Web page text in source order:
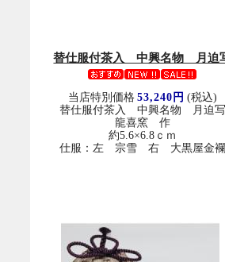
替仕服付茶入 中興名物 月迫
当店特別価格 53,240円 (税込)
替仕服付茶入 中興名物 月迫写
龍喜窯 作
約5.6×6.8ｃｍ
仕服：左 宗雪 右 大黒屋金襴